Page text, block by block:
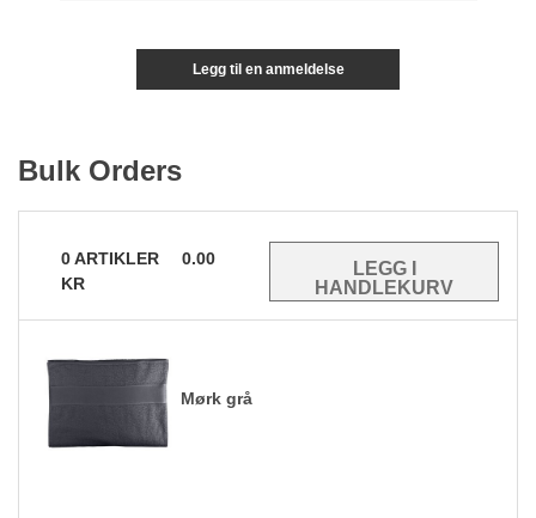
Legg til en anmeldelse
Bulk Orders
0ARTIKLER
0.00
KR
Mørk grå